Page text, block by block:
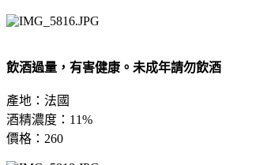
飲酒過量，有害健康。未成年請勿飲酒
產地：法國
酒精濃度：11%
價格：260